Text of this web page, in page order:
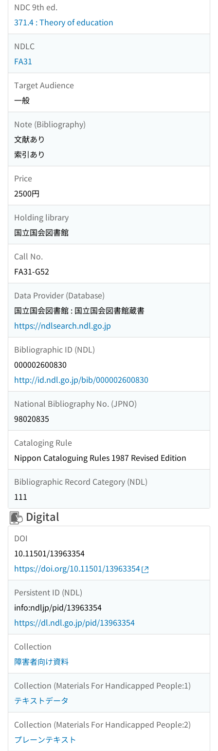
NDC 9th ed.
371.4 : Theory of education
NDLC
FA31
Target Audience
一般
Note (Bibliography)
文献あり
索引あり
Price
2500円
Holding library
国立国会図書館
Call No.
FA31-G52
Data Provider (Database)
国立国会図書館 : 国立国会図書館蔵書
https://ndlsearch.ndl.go.jp
Bibliographic ID (NDL)
000002600830
http://id.ndl.go.jp/bib/000002600830
National Bibliography No. (JPNO)
98020835
Cataloging Rule
Nippon Cataloguing Rules 1987 Revised Edition
Bibliographic Record Category (NDL)
111
Digital
DOI
10.11501/13963354
https://doi.org/10.11501/13963354
Persistent ID (NDL)
info:ndljp/pid/13963354
https://dl.ndl.go.jp/pid/13963354
Collection
障害者向け資料
Collection (Materials For Handicapped People:1)
テキストデータ
Collection (Materials For Handicapped People:2)
プレーンテキスト